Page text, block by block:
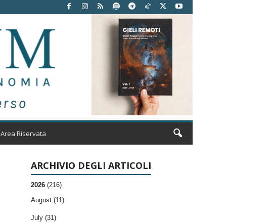
Area Riservata
ARCHIVIO DEGLI ARTICOLI
2026 (216)
August (11)
July (31)